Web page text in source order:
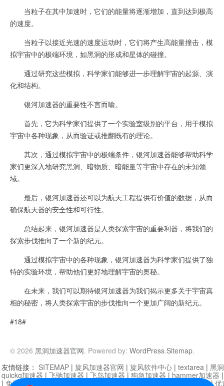
当粒子在其中加速时，它们的能量将逐渐增加，直到达到极高
的速度。
当粒子以接近光速的速度运动时，它们将产生高能量撞击，模
拟宇宙中的极端环境，如黑洞的形成和星体的碰撞。
通过研究这些模拟，科学家们能够进一步理解宇宙的起源、演
化和结构。
银河加速器的重要性不言而喻。
首先，它为科学家们提供了一个实验室级别的平台，用于模拟
宇宙中各种现象，从而验证或推翻既有的理论。
其次，通过模拟宇宙中的极端条件，银河加速器能够帮助科学
家们更深入地研究黑洞、暗物质、暗能量等宇宙中存在的未知领
域。
最后，银河加速器还可以为航天工程提供有价值的数据，从而
确保航天器的安全性和可行性。
总结起来，银河加速器是人类探索宇宙的重要利器，将我们的
探索步伐推向了一个新的纪元。
通过模拟宇宙中的各种现象，银河加速器为科学家们提供了独
特的实验环境，帮助他们更好地理解宇宙的奥秘。
在未来，我们可以期待银河加速器为我们揭示更多关于宇宙真
相的秘密，将人类探索宇宙的步伐推向一个更加广阔的新纪元。
#18#
© 2026 黑洞加速器官网. Powered by: WordPress.Sitemap.
友情链接： SITEMAP | 旋风加速器官网 | 旋风软件中心 | textarea | 黑
quickq加速器 | 飞驰加速器 | 飞鸟加速器 | 狗急加速器 | hammer加速器
| 免费vqn加速外网 迷雾通|优